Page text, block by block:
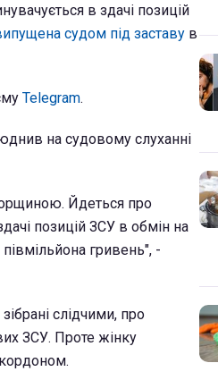
в здачі позицій
судом під заставу в
Telegram.
на судовому слуханні
Йдеться про
позицій ЗСУ в обмін на
гривень", -
слідчими, про
ЗСУ. Проте жінку